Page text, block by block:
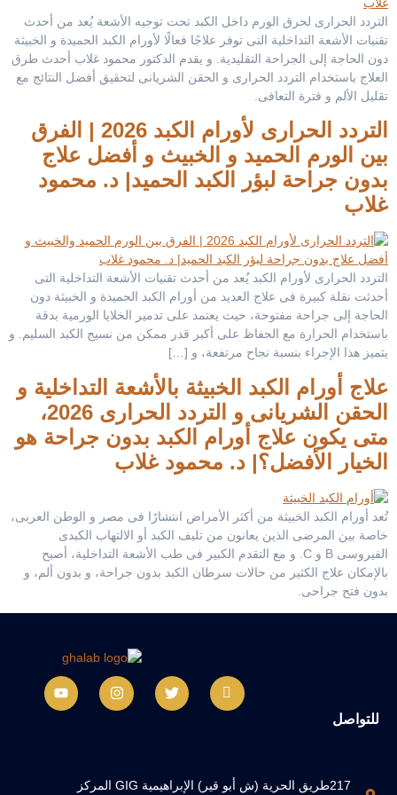
التردد الحرارى لحرق الورم داخل الكبد تحت توجيه الأشعة يُعد من أحدث
تقنيات الأشعة التداخلية التى توفر علاجًا فعالًا لأورام الكبد الحميدة و الخبيثة
دون الحاجة إلى الجراحة التقليدية. و يقدم الدكتور محمود غلاب أحدث طرق
العلاج باستخدام التردد الحرارى و الحقن الشريانى لتحقيق أفضل النتائج مع
تقليل الألم و فترة التعافى.
التردد الحرارى لأورام الكبد 2026 | الفرق
بين الورم الحميد و الخبيث و أفضل علاج
بدون جراحة لبؤر الكبد الحميد| د. محمود
غلاب
التردد الحرارى لأورام الكبد يُعد من أحدث تقنيات الأشعة التداخلية التى
أحدثت نقلة كبيرة فى علاج العديد من أورام الكبد الحميدة و الخبيثة دون
الحاجة إلى جراحة مفتوحة، حيث يعتمد على تدمير الخلايا الورمية بدقة
باستخدام الحرارة مع الحفاظ على أكبر قدر ممكن من نسيج الكبد السليم. و
يتميز هذا الإجراء بنسبة نجاح مرتفعة، و […]
علاج أورام الكبد الخبيثة بالأشعة التداخلية و
الحقن الشريانى و التردد الحرارى 2026،
متى يكون علاج أورام الكبد بدون جراحة هو
الخيار الأفضل؟| د. محمود غلاب
تُعد أورام الكبد الخبيثة من أكثر الأمراض انتشارًا فى مصر و الوطن العربى،
خاصة بين المرضى الذين يعانون من تليف الكبد أو الالتهاب الكبدى
الفيروسى B و C. و مع التقدم الكبير فى طب الأشعة التداخلية، أصبح
بالإمكان علاج الكثير من حالات سرطان الكبد بدون جراحة، و بدون ألم، و
بدون فتح جراحى.
للتواصل
217طريق الحرية (ش أبو قير) الإبراهيمية GIG المركز